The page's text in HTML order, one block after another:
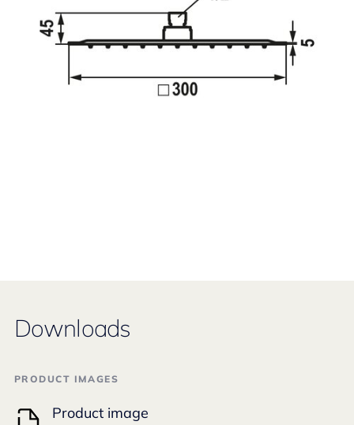
Downloads
PRODUCT IMAGES
Product image